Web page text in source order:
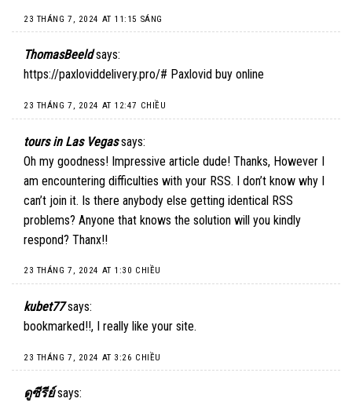
23 THÁNG 7, 2024 AT 11:15 SÁNG
ThomasBeeld says:
https://paxloviddelivery.pro/# Paxlovid buy online
23 THÁNG 7, 2024 AT 12:47 CHIỀU
tours in Las Vegas says:
Oh my goodness! Impressive article dude! Thanks, However I
am encountering difficulties with your RSS. I don’t know why I
can’t join it. Is there anybody else getting identical RSS
problems? Anyone that knows the solution will you kindly
respond? Thanx!!
23 THÁNG 7, 2024 AT 1:30 CHIỀU
kubet77 says:
bookmarked!!, I really like your site.
23 THÁNG 7, 2024 AT 3:26 CHIỀU
ดูซีรีย์ says: